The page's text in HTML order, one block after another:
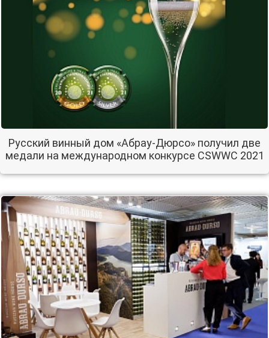
Русский винный дом «Абрау-Дюрсо» получил две
медали на международном конкурсе CSWWC 2021